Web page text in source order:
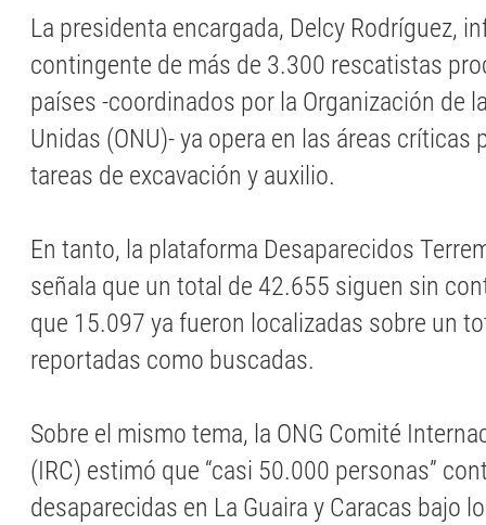
La presidenta encargada, Delcy Rodríguez,
contingente de más de 3.300 rescatistas
países -coordinados por la Organización de
Unidas (ONU)- ya opera en las áreas críticas
tareas de excavación y auxilio.
En tanto, la plataforma Desaparecidos
señala que un total de 42.655 siguen sin
que 15.097 ya fueron localizadas sobre un
reportadas como buscadas.
Sobre el mismo tema, la ONG Comité
(IRC) estimó que “casi 50.000 personas”
desaparecidas en La Guaira y Caracas bajo